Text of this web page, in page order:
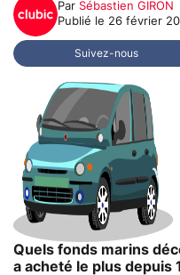
Par Sébastien GIRON
Publié le 26 février
Suivez-nous
Quels fonds marins
a acheté le plus depuis